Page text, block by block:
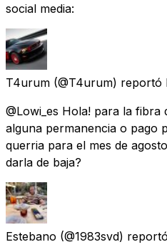
social media:
T4urum (@T4urum) reportó
@Lowi_es Hola! para la fibra
alguna permanencia o pago
querria para el mes de
darla de baja?
Estebano (@1983svd) reportó